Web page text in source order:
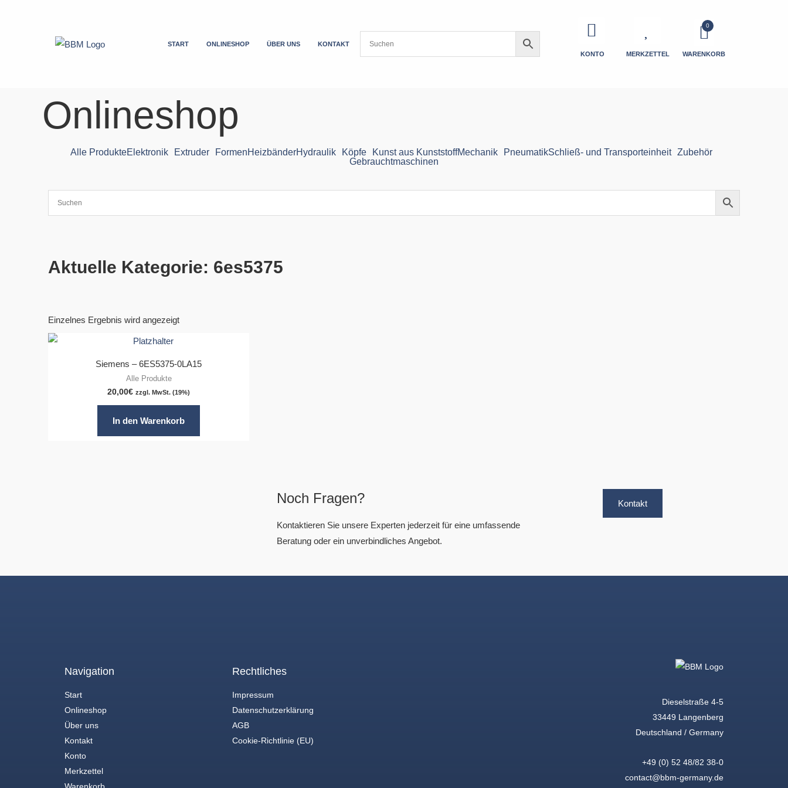
START ONLINESHOP ÜBER UNS
KONTAKT
KONTO
MERKZETTEL WARENKORB
Onlineshop
Alle ProdukteElektronik Extruder FormenHeizbänderHydraulik Köpfe Kunst aus KunststoffMechanik PneumatikSchließ- und Transporteinheit
Zubehör
Gebrauchtmaschinen
Aktuelle Kategorie: 6es5375
Einzelnes Ergebnis wird angezeigt
Siemens – 6ES5375-0LA15
Alle Produkte
20,00€ zzgl. MwSt. (19%)
In den Warenkorb
Noch Fragen?
Kontaktieren Sie unsere Experten jederzeit für eine umfassende
Beratung oder ein unverbindliches Angebot.
Kontakt
Navigation
Start
Onlineshop
Über uns
Kontakt
Konto
Merkzettel
Rechtliches
Impressum
Datenschutzerklärung
AGB
Cookie-Richtlinie (EU)
Dieselstraße 4-5
33449 Langenberg
Deutschland / Germany
+49 (0) 52 48/82 38-0
contact@bbm-germany.de